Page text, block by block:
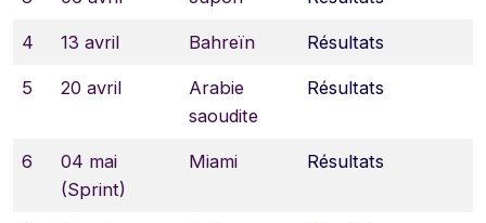
4 13 avril Bahreïn Résultats
5 20 avril
Arabie
saoudite
Résultats
6
04 mai
(Sprint)
Miami Résultats